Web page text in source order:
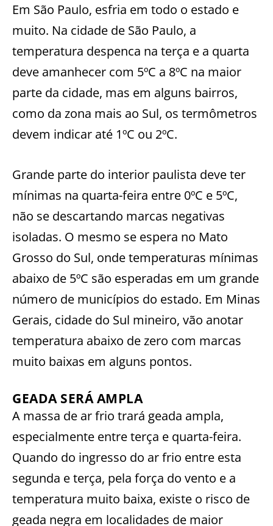
Em São Paulo, esfria em todo o estado e
muito. Na cidade de São Paulo, a
temperatura despenca na terça e a quarta
deve amanhecer com 5ºC a 8ºC na maior
parte da cidade, mas em alguns bairros,
como da zona mais ao Sul, os termômetros
devem indicar até 1ºC ou 2ºC.
Grande parte do interior paulista deve ter
mínimas na quarta-feira entre 0ºC e 5ºC,
não se descartando marcas negativas
isoladas. O mesmo se espera no Mato
Grosso do Sul, onde temperaturas mínimas
abaixo de 5ºC são esperadas em um grande
número de municípios do estado. Em Minas
Gerais, cidade do Sul mineiro, vão anotar
temperatura abaixo de zero com marcas
muito baixas em alguns pontos.
GEADA SERÁ AMPLA
A massa de ar frio trará geada ampla,
especialmente entre terça e quarta-feira.
Quando do ingresso do ar frio entre esta
segunda e terça, pela força do vento e a
temperatura muito baixa, existe o risco de
geada negra em localidades de maior